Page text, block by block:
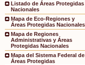
Listado de Áreas Protegidas
Nacionales
Mapa de Eco-Regiones y
Áreas Protegidas Nacionales
Mapa de Regiones
Administrativas y Áreas
Protegidas Nacionales
Mapa del Sistema Federal de
Áreas Protegidas